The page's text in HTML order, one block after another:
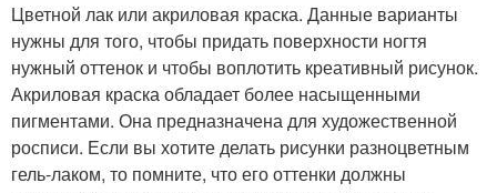
Цветной лак или акриловая краска. Данные варианты
нужны для того, чтобы придать поверхности ногтя
нужный оттенок и чтобы воплотить креативный рисунок.
Акриловая краска обладает более насыщенными
пигментами. Она предназначена для художественной
росписи. Если вы хотите делать рисунки разноцветным
гель-лаком, то помните, что его оттенки должны